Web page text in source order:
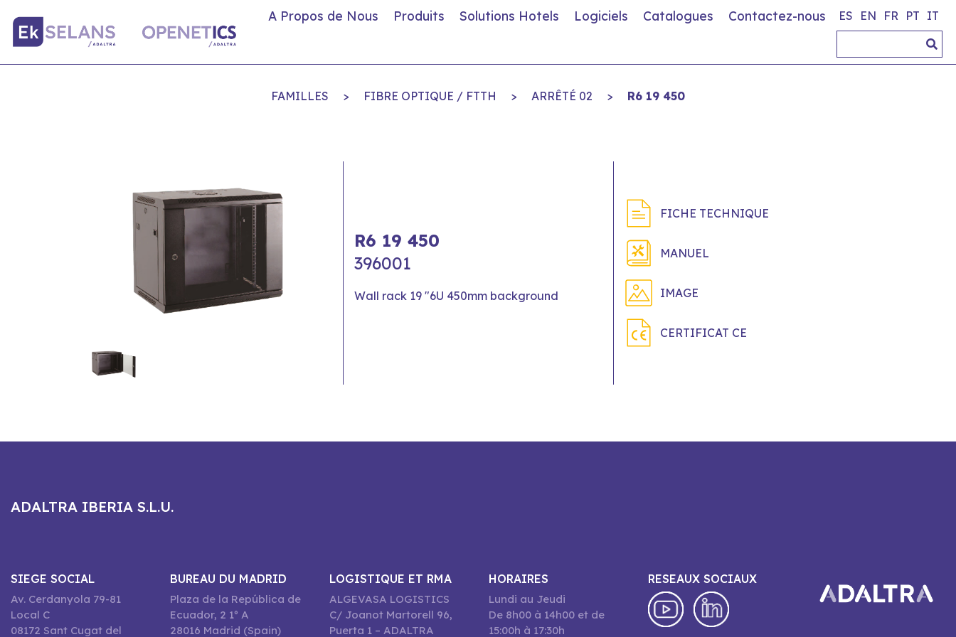
A Propos de Nous Produits Solutions Hotels Logiciels Catalogues Contactez-nous ES EN FR PT IT
FAMILLES > FIBRE OPTIQUE / FTTH > ARRÊTÉ 02 > R6 19 450
R6 19 450
396001
Wall rack 19 "6U 450mm background
FICHE TECHNIQUE
MANUEL
IMAGE
CERTIFICAT CE
ADALTRA IBERIA S.L.U.
SIEGE SOCIAL
Av. Cerdanyola 79-81
Local C
08172 Sant Cugat del
BUREAU DU MADRID
Plaza de la República de
Ecuador, 2 1º A
28016 Madrid (Spain)
LOGISTIQUE ET RMA
ALGEVASA LOGISTICS
C/ Joanot Martorell 96,
Puerta 1 – ADALTRA
HORAIRES
Lundi au Jeudi
De 8h00 à 14h00 et de
15:00h à 17:30h
RESEAUX SOCIAUX